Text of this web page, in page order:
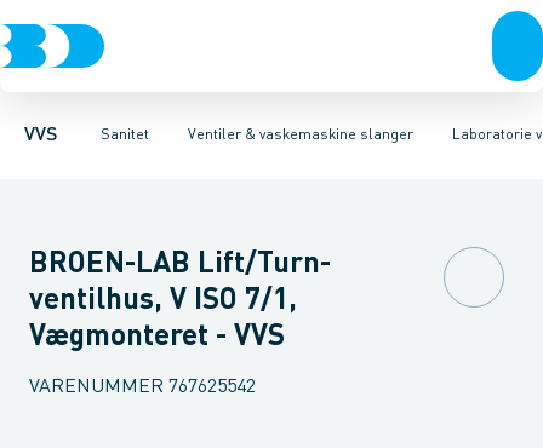
VVS Sanitet
Rør & fittingsPressfittings & rørKuglehaner & ventilerAfløb
Ventiler & vaskemaskine slanger
Toiletter, sæder og cisternerVaskeArmaturerBrusereLaboratorie
Servanteventiler Stopventiler & kuglehanerAftapventiler &
BROEN-LAB Lift/Turn-
ventilhus, V ISO 7/1,
Vægmonteret - VVS
VARENUMMER 767625542